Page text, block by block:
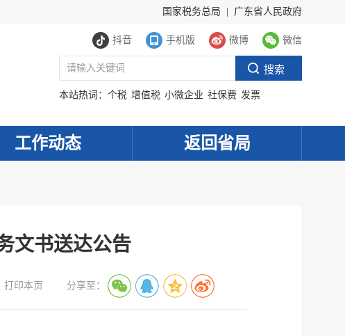
国家税务总局 广东省人民政府
抖音 手机版 微博 微信
本站热词： 个税 增值税 小微企业 社保费 发票
工作动态 返回省局
文书送达公告
打印本页 分享至：